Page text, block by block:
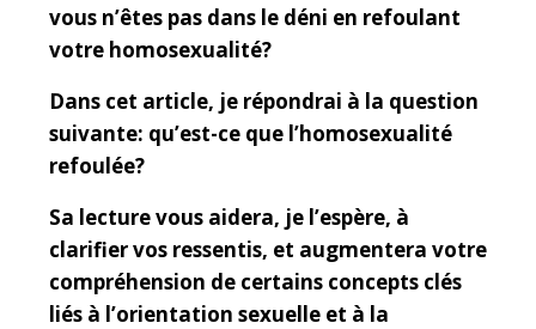
vous n’êtes pas dans le déni en refoulant
votre homosexualité?
Dans cet article, je répondrai à la question
suivante: qu’est-ce que l’homosexualité
refoulée?
Sa lecture vous aidera, je l’espère, à
clarifier vos ressentis, et augmentera votre
compréhension de certains concepts clés
liés à l’orientation sexuelle et à la